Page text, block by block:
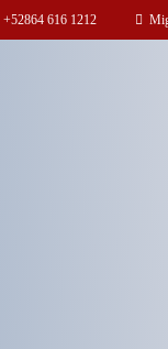
+52864 616 1212